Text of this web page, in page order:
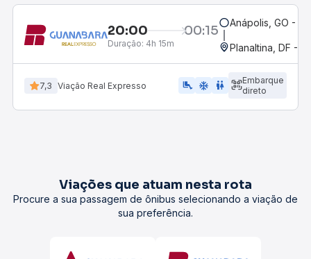
20:00 00:15
Duração: 4h 15m
Anápolis, GO -
Planaltina, DF -
7,3 Viação Real Expresso airline_seat_legroom_extra ac_unit wc
Embarque
direto
Viações que atuam nesta rota
Procure a sua passagem de ônibus selecionando a viação de
sua preferência.